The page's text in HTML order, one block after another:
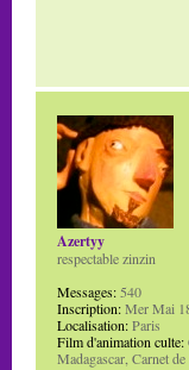
Azertyy
respectable zinzin
Messages:540
Inscription:Mer Mai
Localisation:Paris
Film d'animation culte:
Madagascar, Carnet